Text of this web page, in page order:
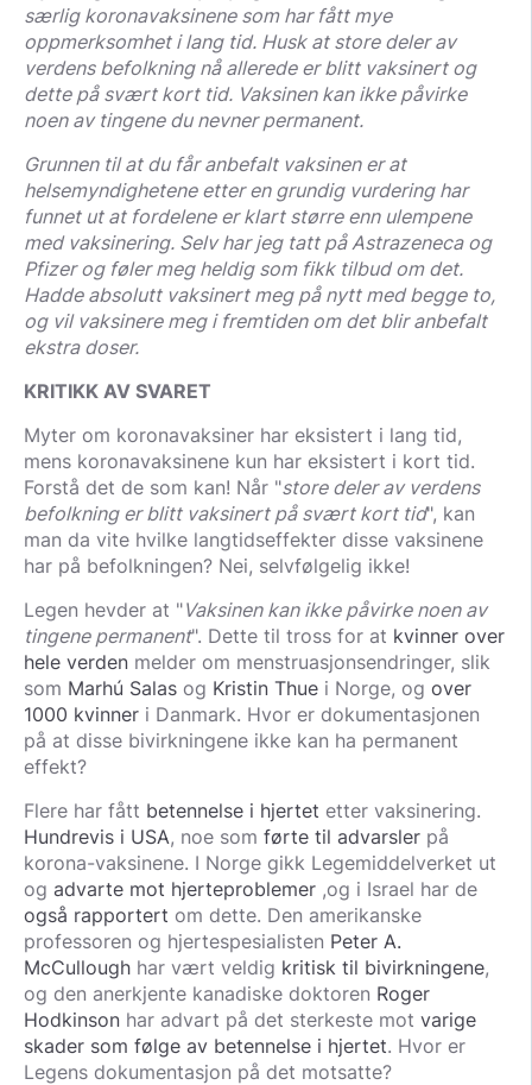
særlig koronavaksinene som har fått mye
oppmerksomhet i lang tid. Husk at store deler av
verdens befolkning nå allerede er blitt vaksinert og
dette på svært kort tid. Vaksinen kan ikke påvirke
noen av tingene du nevner permanent.
Grunnen til at du får anbefalt vaksinen er at
helsemyndighetene etter en grundig vurdering har
funnet ut at fordelene er klart større enn ulempene
med vaksinering. Selv har jeg tatt på Astrazeneca og
Pfizer og føler meg heldig som fikk tilbud om det.
Hadde absolutt vaksinert meg på nytt med begge to,
og vil vaksinere meg i fremtiden om det blir anbefalt
ekstra doser.
KRITIKK AV SVARET
Myter om koronavaksiner har eksistert i lang tid,
mens koronavaksinene kun har eksistert i kort tid.
Forstå det de som kan! Når "store deler av verdens
befolkning er blitt vaksinert på svært kort tid", kan
man da vite hvilke langtidseffekter disse vaksinene
har på befolkningen? Nei, selvfølgelig ikke!
Legen hevder at "Vaksinen kan ikke påvirke noen av
tingene permanent". Dette til tross for at kvinner over
hele verden melder om menstruasjonsendringer, slik
som Marhú Salas og Kristin Thue i Norge, og over
1000 kvinner i Danmark. Hvor er dokumentasjonen
på at disse bivirkningene ikke kan ha permanent
effekt?
Flere har fått betennelse i hjertet etter vaksinering.
Hundrevis i USA, noe som førte til advarsler på
korona-vaksinene. I Norge gikk Legemiddelverket ut
og advarte mot hjerteproblemer ,og i Israel har de
også rapportert om dette. Den amerikanske
professoren og hjertespesialisten Peter A.
McCullough har vært veldig kritisk til bivirkningene,
og den anerkjente kanadiske doktoren Roger
Hodkinson har advart på det sterkeste mot varige
skader som følge av betennelse i hjertet. Hvor er
Legens dokumentasjon på det motsatte?